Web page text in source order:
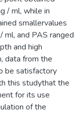
/ ml, while in
smallervalues
and PAS ranged
and high
data from the
be satisfactory
this studythat the
for its use
of the